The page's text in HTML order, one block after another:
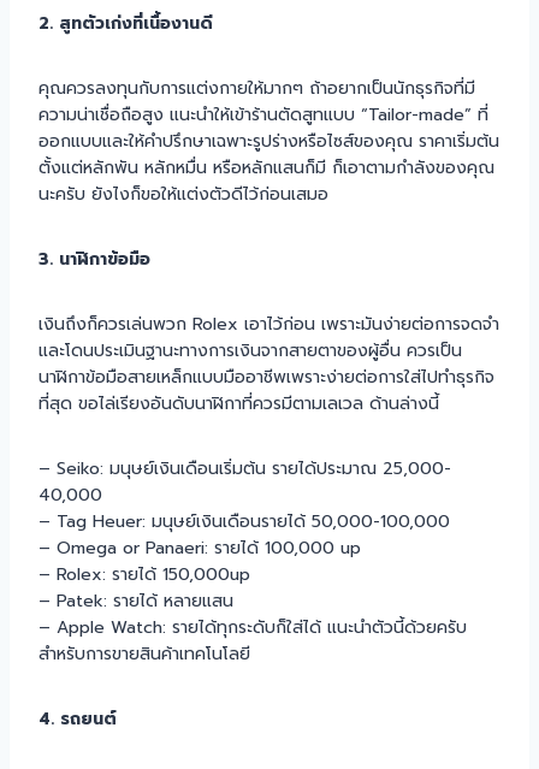
2. สูทตัวเก่งที่เนื้องานดี
คุณควรลงทุนกับการแต่งกายให้มากๆ ถ้าอยากเป็นนักธุรกิจที่มี
ความน่าเชื่อถือสูง แนะนำให้เข้าร้านตัดสูทแบบ “Tailor-made” ที่
ออกแบบและให้คำปรึกษาเฉพาะรูปร่างหรือไซส์ของคุณ ราคาเริ่มต้น
ตั้งแต่หลักพัน หลักหมื่น หรือหลักแสนก็มี ก็เอาตามกำลังของคุณ
นะครับ ยังไงก็ขอให้แต่งตัวดีไว้ก่อนเสมอ
3. นาฬิกาข้อมือ
เงินถึงก็ควรเล่นพวก Rolex เอาไว้ก่อน เพราะมันง่ายต่อการจดจำ
และโดนประเมินฐานะทางการเงินจากสายตาของผู้อื่น ควรเป็น
นาฬิกาข้อมือสายเหล็กแบบมืออาชีพเพราะง่ายต่อการใส่ไปทำธุรกิจ
ที่สุด ขอไล่เรียงอันดับนาฬิกาที่ควรมีตามเลเวล ด้านล่างนี้
– Seiko: มนุษย์เงินเดือนเริ่มต้น รายได้ประมาณ 25,000-
40,000
– Tag Heuer: มนุษย์เงินเดือนรายได้ 50,000-100,000
– Omega or Panaeri: รายได้ 100,000 up
– Rolex: รายได้ 150,000up
– Patek: รายได้ หลายแสน
– Apple Watch: รายได้ทุกระดับก็ใส่ได้ แนะนำตัวนี้ด้วยครับ
สำหรับการขายสินค้าเทคโนโลยี
4. รถยนต์